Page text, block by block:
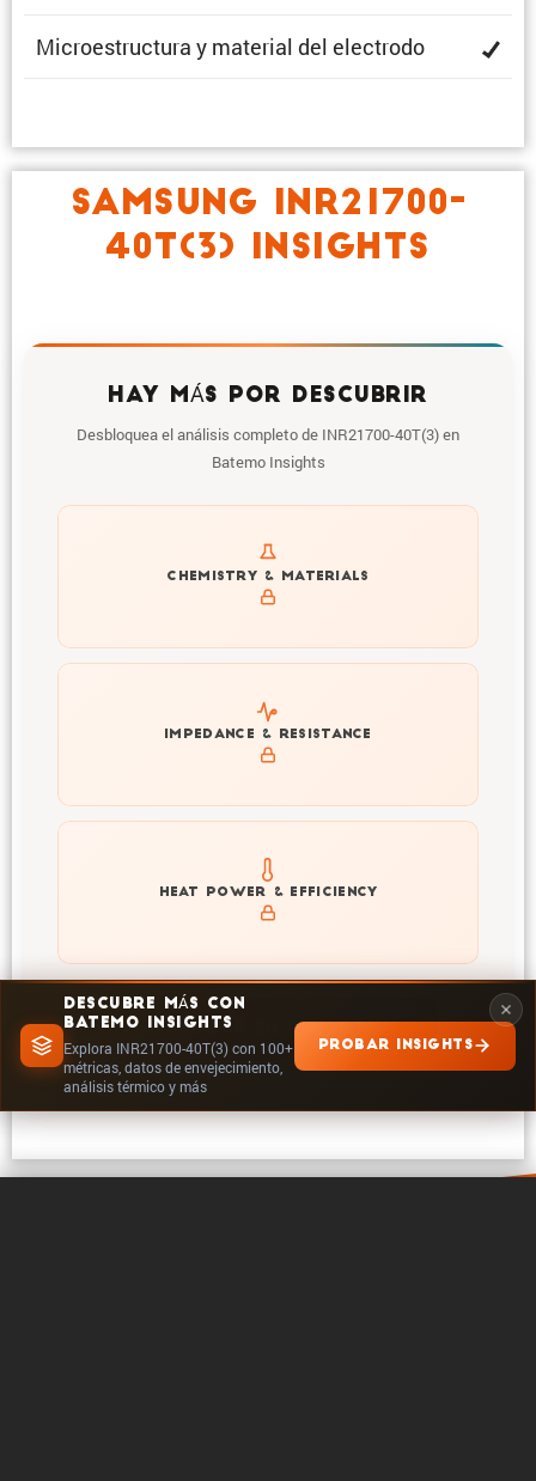
DESCUBRE MÁS CON
BATEMO INSIGHTS
Explora INR21700-40T(3) con 100+
métricas, datos de envejecimiento,
análisis térmico y más
PROBAR INSIGHTS
Micro­es­truc­tura y material del electrodo
SAMSUNG INR21700-
40T(3) INSIGHTS
HAY MÁS POR DESCUBRIR
Desbloquea el análisis completo de INR21700-40T(3) en
Batemo Insights
CHEMISTRY & MATERIALS
Get to know active materials for the INR21700-40T(3)
IMPEDANCE & RESISTANCE
Explore impedance spectrum and DCIR (SOC, T) of
INR21700-40T(3)
HEAT POWER & EFFICIENCY
Explore heat generation and cell efficiency at different
temperatures and powers of INR21700-40T(3)
EXPLORAR EN INSIGHTS